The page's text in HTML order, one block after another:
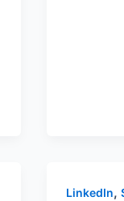
LinkedIn,